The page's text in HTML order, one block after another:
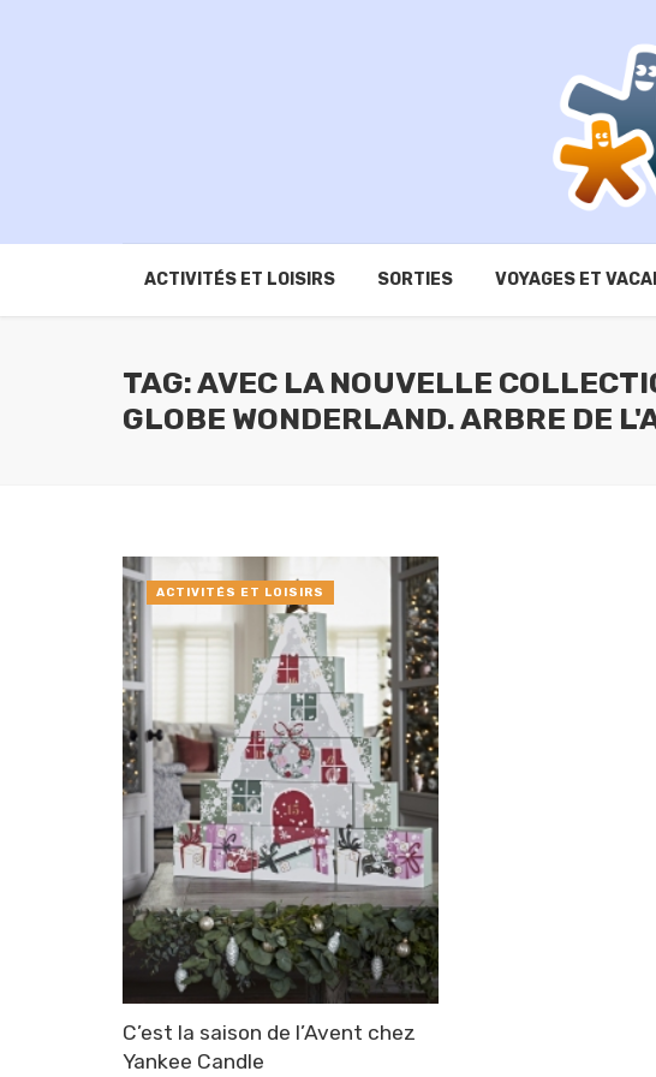
ACTIVITÉS ET LOISIRS SORTIES VOYAGES ET
TAG: AVEC LA NOUVELLE
GLOBE WONDERLAND. ARBRE DE
C’est la saison de l’Avent chez
Yankee Candle
ACTIVITÉS ET LOISIRS